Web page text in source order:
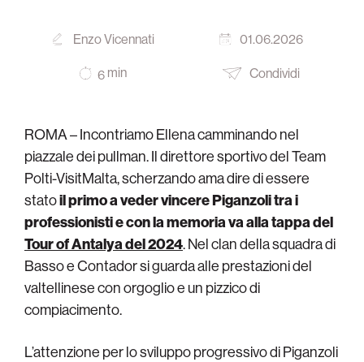
Enzo Vicennati 01.06.2026
6 min Condividi
ROMA – Incontriamo Ellena camminando nel
piazzale dei pullman. Il direttore sportivo del Team
Polti-VisitMalta, scherzando ama dire di essere
statoil primo a veder vincere Piganzoli tra i
professionisti e con la memoria va alla tappa del
Tour of Antalya del 2024. Nel clan della squadra di
Basso e Contador si guarda alle prestazioni del
valtellinese con orgoglio e un pizzico di
compiacimento.
L’attenzione per lo sviluppo progressivo di Piganzoli